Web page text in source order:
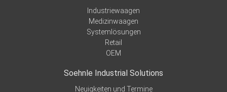
Industriewaagen
Medizinwaagen
Systemlösungen
Retail
OEM
Soehnle Industrial Solutions
Neuigkeiten und Termine